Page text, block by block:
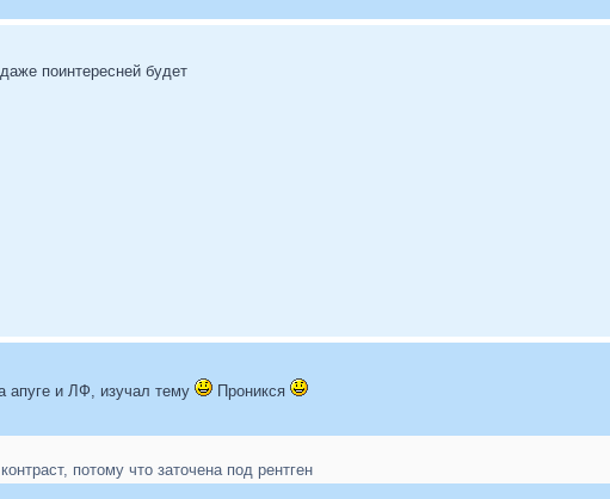
поинтересней будет
апуге и ЛФ, изучал тему Проникся
потому что заточена под рентген